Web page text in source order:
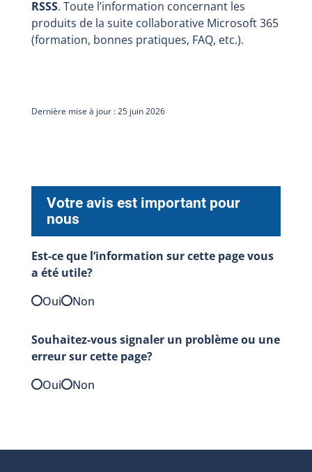
RSSS. Toute l’information concernant les
produits de la suite collaborative Microsoft 365
(formation, bonnes pratiques, FAQ, etc.).
Dernière mise à jour : 25 juin 2026
Votre avis est important pour
nous
Est-ce que l’information sur cette page vous
a été utile?
Oui
Non
Souhaitez-vous signaler un problème ou une
erreur sur cette page?
Oui
Non